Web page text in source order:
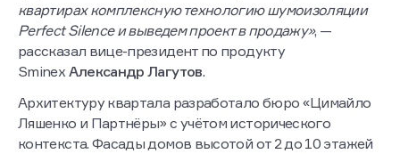
квартирах комплексную технологию шумоизоляции
Perfect Silence и выведем проект в продажу», —
рассказал вице-президент по продукту
Sminex Александр Лагутов.
Архитектуру квартала разработало бюро «Цимайло
Ляшенко и Партнёры» с учётом исторического
контекста. Фасады домов высотой от 2 до 10 этажей